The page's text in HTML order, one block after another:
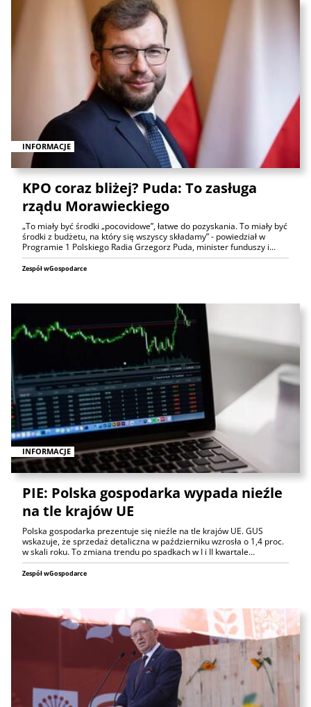
INFORMACJE
KPO coraz bliżej? Puda: To zasługa
rządu Morawieckiego
„To miały być środki „pocovidowe”, łatwe do pozyskania. To miały być
środki z budżetu, na który się wszyscy składamy” - powiedział w
Programie 1 Polskiego Radia Grzegorz Puda, minister funduszy i…
Zespół wGospodarce
INFORMACJE
PIE: Polska gospodarka wypada nieźle
na tle krajów UE
Polska gospodarka prezentuje się nieźle na tle krajów UE. GUS
wskazuje, że sprzedaż detaliczna w październiku wzrosła o 1,4 proc.
w skali roku. To zmiana trendu po spadkach w I i II kwartale…
Zespół wGospodarce